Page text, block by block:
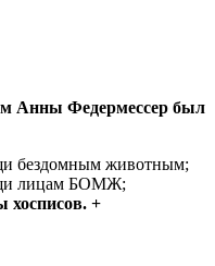
Анны Федермессер был
бездомным животным;
лицам БОМЖ;
хосписов. +